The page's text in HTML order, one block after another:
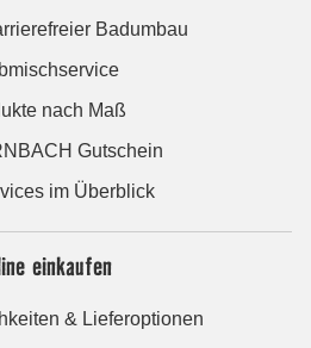
Badumbau
nach Maß
Gutschein
im Überblick
einkaufen
& Lieferoptionen